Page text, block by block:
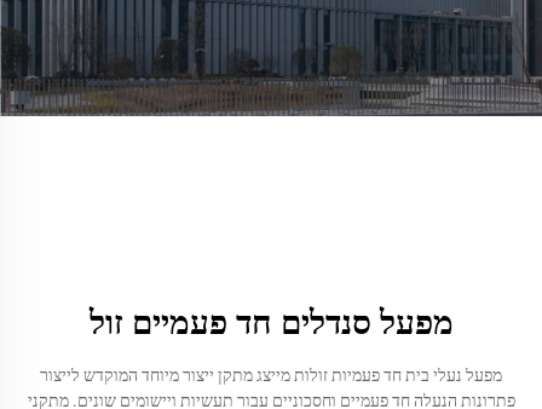
מפעל סנדלים חד פעמיים זול
מפעל נעלי בית חד פעמיות זולות מייצג מתקן ייצור מיוחד המוקדש לייצור
פתרונות הנעלה חד פעמיים וחסכוניים עבור תעשיות ויישומים שונים. מתקני